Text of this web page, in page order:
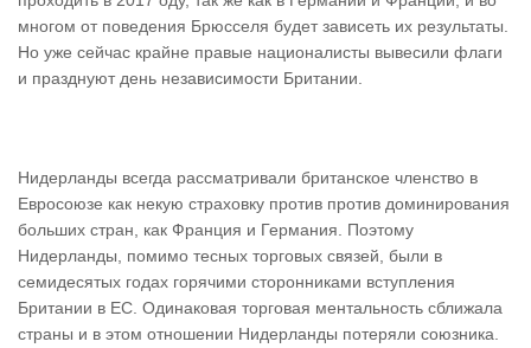
многом от поведения Брюсселя будет зависеть их результаты.
Но уже сейчас крайне правые националисты вывесили флаги
и празднуют день независимости Британии.
Нидерланды всегда рассматривали британское членство в
Евросоюзе как некую страховку против против доминирования
больших стран, как Франция и Германия. Поэтому
Нидерланды, помимо тесных торговых связей, были в
семидесятых годах горячими сторонниками вступления
Британии в ЕС. Одинаковая торговая ментальность сближала
страны и в этом отношении Нидерланды потеряли союзника.